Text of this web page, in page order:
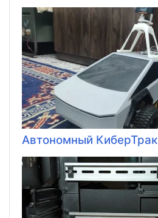
Автономный КиберТрак